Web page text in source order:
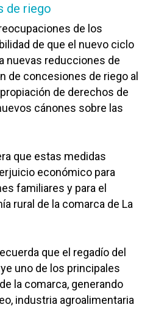
de riego
de los
de que el nuevo ciclo
nuevas reducciones de
de concesiones de riego al
de derechos de
cánones sobre las
que estas medidas
económico para
familiares y para el
rural de la comarca de La
que el regadío del
uno de los principales
la comarca, generando
industria agroalimentaria